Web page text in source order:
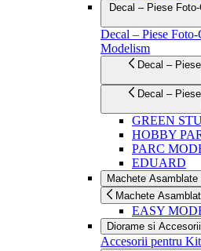
Decal – Piese
Decal – Piese
Modelism
Decal – Piese Foto-Gravate și Zimmerit
Decal – Piese Foto-Gravate și Zimmerit
GREEN
HOBBY
PARC
EDUARD
Machete Asamblate
Machete
EASY
Diorame si
Accesorii pentru